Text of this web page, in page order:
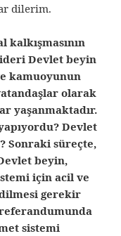
dilerim.
kalkışmasının
Devlet beyin
kamuoyunun
olarak
yaşanmaktadır.
Devlet
Sonraki süreçte,
beyin,
için acil ve
gerekir
sistemi